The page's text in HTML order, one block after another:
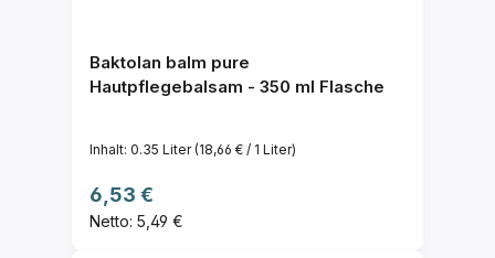
Baktolan balm pure
Hautpflegebalsam - 350 ml Flasche
Inhalt: 0.35 Liter(18,66 € / 1 Liter)
Regulärer Preis:
6,53 €
Netto: 5,49 €